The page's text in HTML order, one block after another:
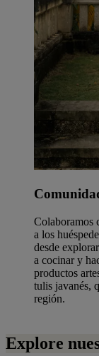
Colaboramos
a los
desde
a cocinar y
productos
tulis javanés,
región.
Explore